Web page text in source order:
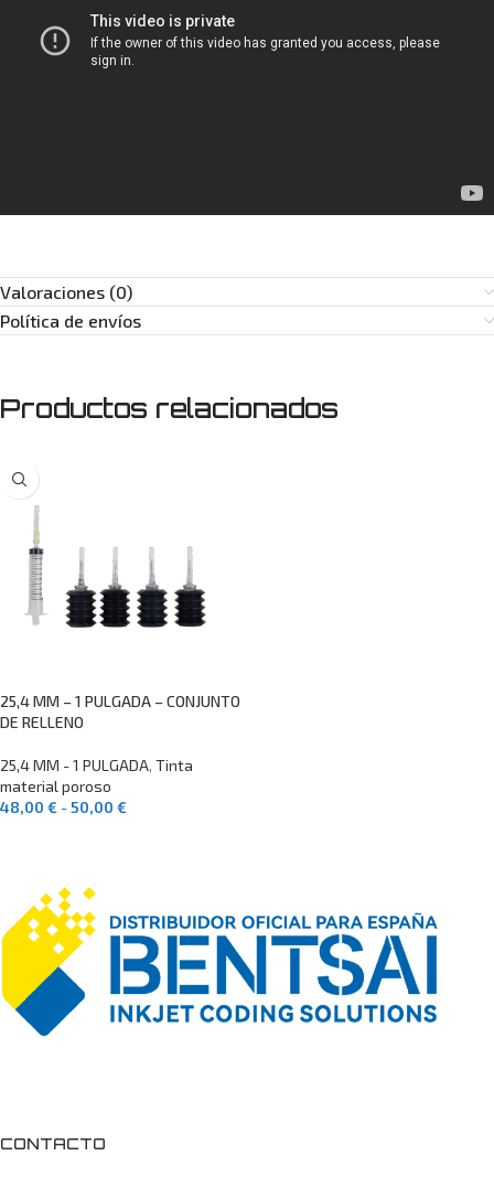
Valoraciones (0)
Política de envíos
Productos relacionados
25,4 MM – 1 PULGADA – CONJUNTO
DE RELLENO
25,4 MM - 1 PULGADA, Tinta
material poroso
48,00 € -50,00 €
CONTACTO